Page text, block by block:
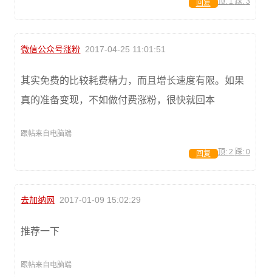
回复
微信公众号涨粉 2017-04-25 11:01:51
其实免费的比较耗费精力，而且增长速度有限。如果
真的准备变现，不如做付费涨粉，很快就回本
跟帖来自电脑端
顶: 2 踩: 0
回复
去加纳网 2017-01-09 15:02:29
推荐一下
跟帖来自电脑端